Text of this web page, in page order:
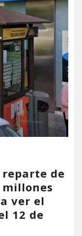
reparte de
ver el
12 de